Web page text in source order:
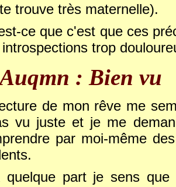
trouve très maternelle).
ce que c'est que ces
trop
Auqmn : Bien vu
de mon rêve me
vu juste et je me
par moi-même
quelque part je sens